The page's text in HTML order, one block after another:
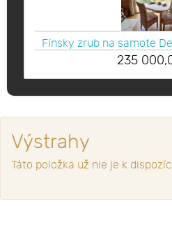
Fínsky zrub na samote
235
Výstrahy
Táto položka už nie je k